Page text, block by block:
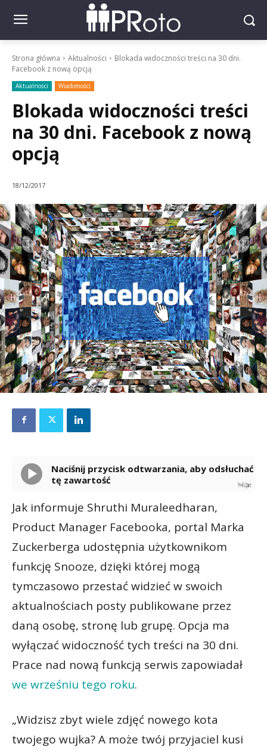
Strona główna Aktualności
Blokada widoczności treści na 30 dni.
Facebook z nową opcją
Aktualności Wiadomości
Blokada widoczności treści
na 30 dni. Facebook z nową
opcją
18/12/2017
Naciśnij przycisk odtwarzania, aby odsłuchać
tę zawartość
GSpeech
Jak informuje Shruthi Muraleedharan,
Product Manager Facebooka, portal Marka
Zuckerberga udostępnia użytkownikom
funkcję Snooze, dzięki której mogą
tymczasowo przestać widzieć w swoich
aktualnościach posty publikowane przez
daną osobę, stronę lub grupę. Opcja ma
wyłączać widoczność tych treści na 30 dni.
Prace nad nową funkcją serwis zapowiadał
we wrześniu tego roku.
„Widzisz zbyt wiele zdjęć nowego kota
twojego wujka? A może twój przyjaciel kusi